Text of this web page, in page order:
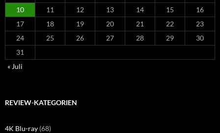
10
11 12 13 14 15
16
17
18 19 20 21 22
23
24
25 26 27 28 29
30
31
« Juli
REVIEW-KATEGORIEN
4K Blu-ray (68)